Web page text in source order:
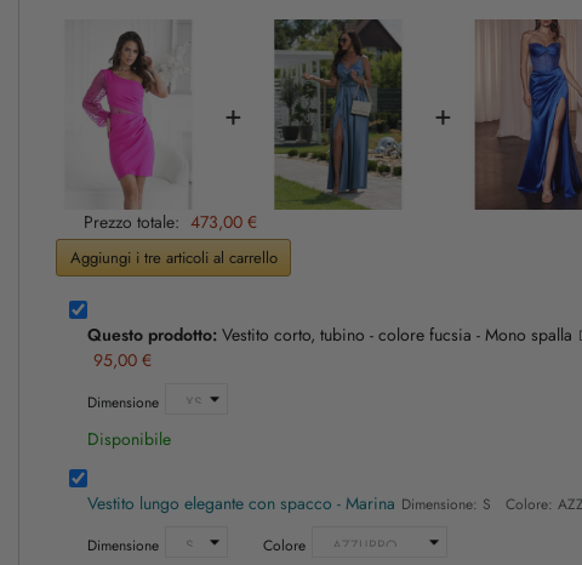
+ +
Prezzo totale: 473,00 €
Aggiungi i tre articoli al carrello
Questo prodotto: Vestito corto, tubino - colore fucsia - Mono spalla
95,00 €
Dimensione
Disponibile
Vestito lungo elegante con spacco - Marina Dimensione: S Colore:
Dimensione Colore